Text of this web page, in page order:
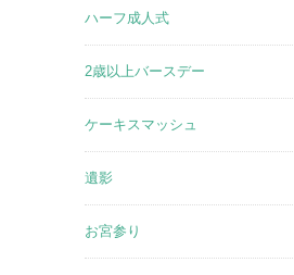
ハーフ成人式
2歳以上バースデー
ケーキスマッシュ
遺影
お宮参り